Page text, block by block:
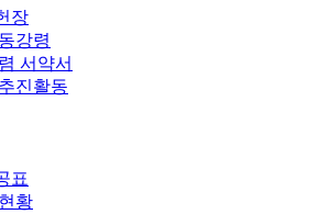
장
강령
서약서
진활동
표
황